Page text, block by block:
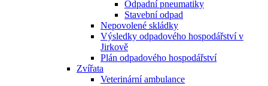
Odpadní pneumatiky
Stavební odpad
Nepovolené skládky
Výsledky odpadového hospodářství v
Jirkově
Plán odpadového hospodářství
Zvířata
Veterinární ambulance